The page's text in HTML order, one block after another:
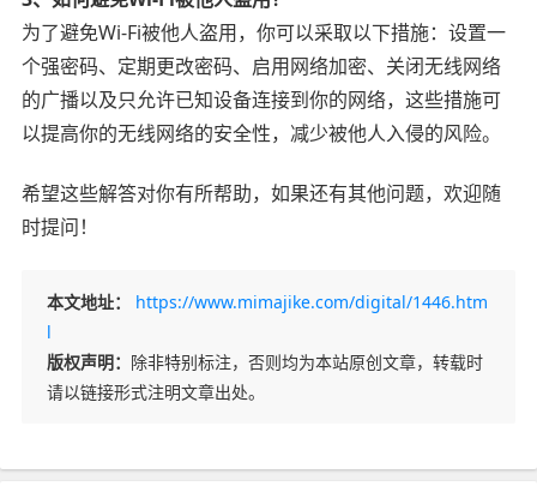
为了避免Wi-Fi被他人盗用，你可以采取以下措施：设置一
个强密码、定期更改密码、启用网络加密、关闭无线网络
的广播以及只允许已知设备连接到你的网络，这些措施可
以提高你的无线网络的安全性，减少被他人入侵的风险。
希望这些解答对你有所帮助，如果还有其他问题，欢迎随
时提问！
本文地址：
https://www.mimajike.com/digital/1446.htm
l
版权声明： 除非特别标注，否则均为本站原创文章，转载时
请以链接形式注明文章出处。